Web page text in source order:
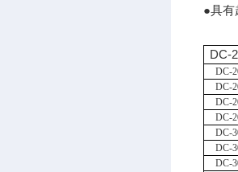
●具有
DC-
DC-
DC-
DC-
DC-
DC-
DC-
DC-